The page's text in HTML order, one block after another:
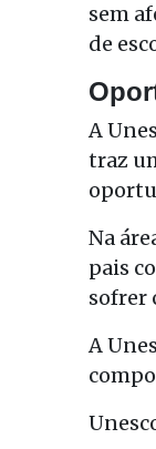
sem
de
A
traz
Na
pais
sofrer
A